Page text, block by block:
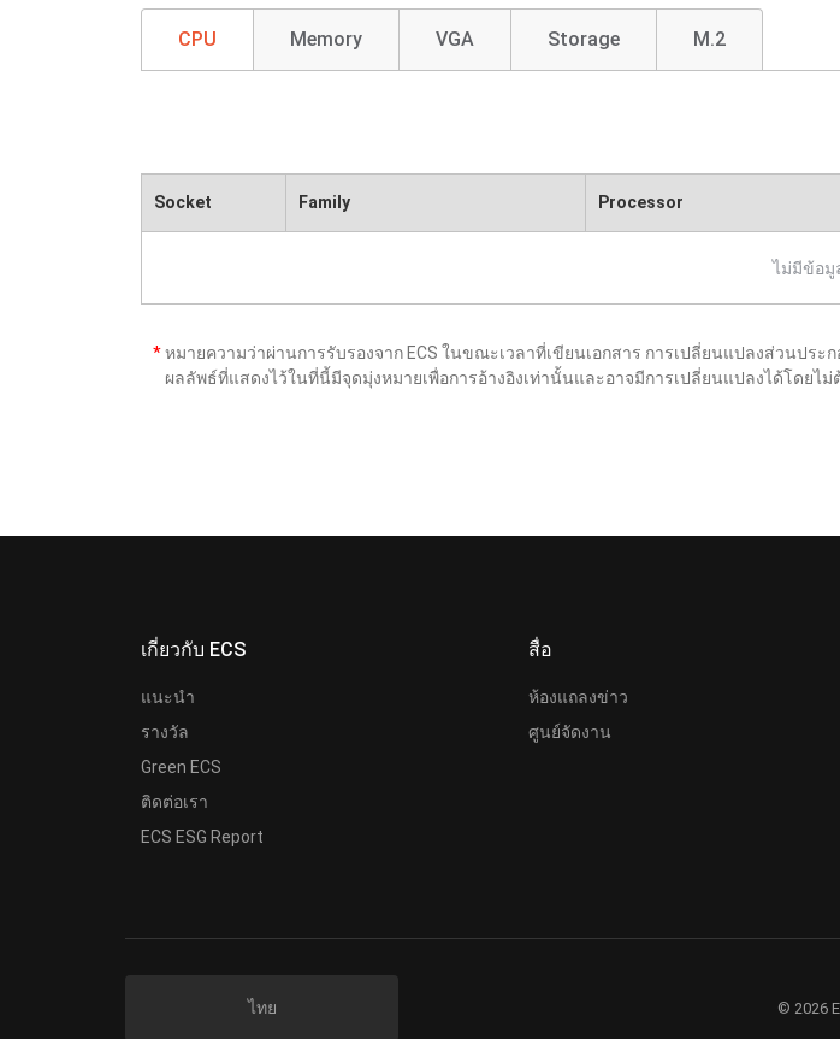
CPU Memory VGA Storage M.2
Socket Family Processor
ไม่มีข้อมู
*หมายความว่าผ่านการรับรองจาก ECS ในขณะเวลาที่เขียนเอกสาร การเปลี่ยนแปลงส่วนประ
ผลลัพธ์ที่แสดงไว้ในที่นี้มีจุดมุ่งหมายเพื่อการอ้างอิงเท่านั้นและอาจมีการเปลี่ยนแปลงได้โดยไม่
เกี่ยวกับ ECS
แนะนำ
รางวัล
Green ECS
ติดต่อเรา
ECS ESG Report
สื่อ
ห้องแถลงข่าว
ศูนย์จัดงาน
ไทย © 2026